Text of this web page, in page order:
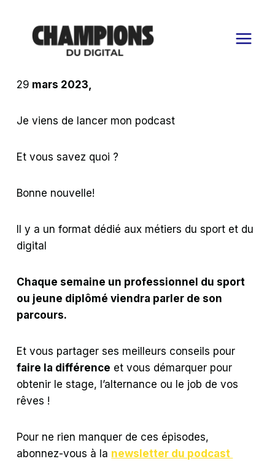
contenu
29 mars 2023,
Je viens de lancer mon podcast
Et vous savez quoi ?
Bonne nouvelle!
Il y a un format dédié aux métiers du sport et du
digital
Chaque semaine un professionnel du sport
ou jeune diplômé viendra parler de son
parcours.
Et vous partager ses meilleurs conseils pour
faire la différence et vous démarquer pour
obtenir le stage, l’alternance ou le job de vos
rêves !
Pour ne rien manquer de ces épisodes,
abonnez-vous à la newsletter du podcast